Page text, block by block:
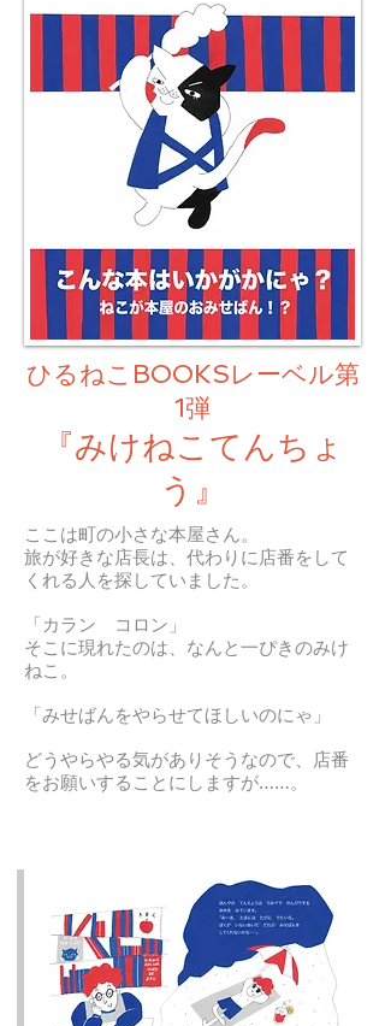
ひるねこBOOKSレーベル第
1弾
『みけねこてんちょ
う』
ここは町の小さな本屋さん。
旅が好きな店長は、代わりに店番をして
くれる人を探していました。
「カラン コロン」
そこに現れたのは、なんと一ぴきのみけ
ねこ。
「みせばんをやらせてほしいのにゃ」
どうやらやる気がありそうなので、店番
をお願いすることにしますが……。